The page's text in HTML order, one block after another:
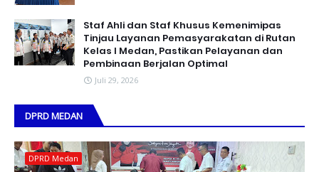
Staf Ahli dan Staf Khusus Kemenimipas
Tinjau Layanan Pemasyarakatan di Rutan
Kelas I Medan, Pastikan Pelayanan dan
Pembinaan Berjalan Optimal
Juli 29, 2026
DPRD MEDAN
DPRD Medan